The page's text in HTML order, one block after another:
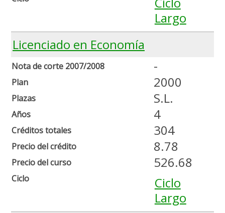
Largo
Licenciado en Economía
Nota de corte 2007/2008
Plan
Plazas
Años
Créditos totales
Precio del crédito
Precio del curso
Ciclo
-
2000
S.L.
4
304
8.78
526.68
Ciclo
Largo